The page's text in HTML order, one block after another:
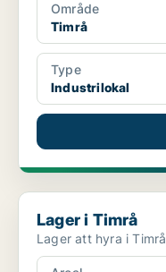
Område
Timrå
Type
Industrilokal
Lager i Timrå
Lager i Timrå
Lager att hyra i Timrå